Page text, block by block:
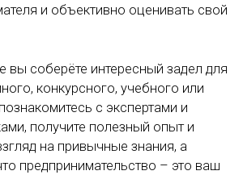
и объективно оценивать свой
вы соберёте интересный задел для
конкурсного, учебного или
с экспертами и
получите полезный опыт и
на привычные знания, а
предпринимательство – это ваш